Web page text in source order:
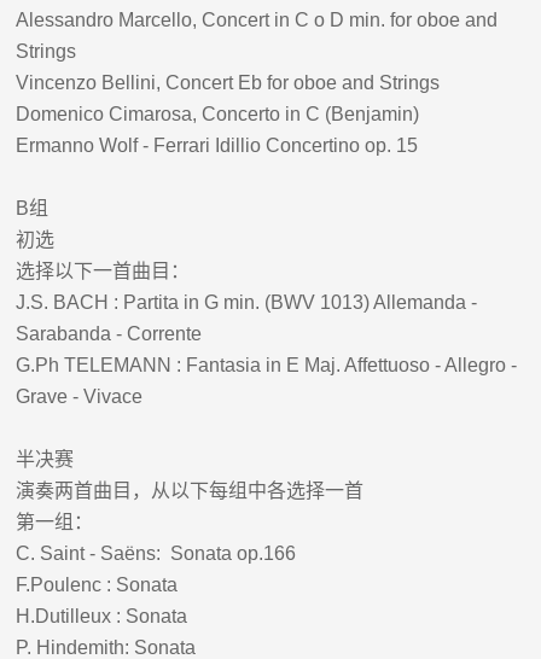
Alessandro Marcello, Concert in C o D min. for oboe and
Strings
Vincenzo Bellini, Concert Eb for oboe and Strings
Domenico Cimarosa, Concerto in C (Benjamin)
Ermanno Wolf - Ferrari Idillio Concertino op. 15
B组
初选
选择以下一首曲目：
J.S. BACH : Partita in G min. (BWV 1013) Allemanda -
Sarabanda - Corrente
G.Ph TELEMANN : Fantasia in E Maj. Affettuoso - Allegro -
Grave - Vivace
半决赛
演奏两首曲目，从以下每组中各选择一首
第一组：
C. Saint - Saëns: Sonata op.166
F.Poulenc : Sonata
H.Dutilleux : Sonata
P. Hindemith: Sonata